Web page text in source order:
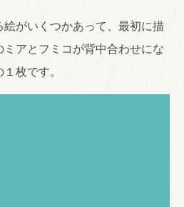
がいくつかあって、最初に描
アとフミコが背中合わせにな
枚です。